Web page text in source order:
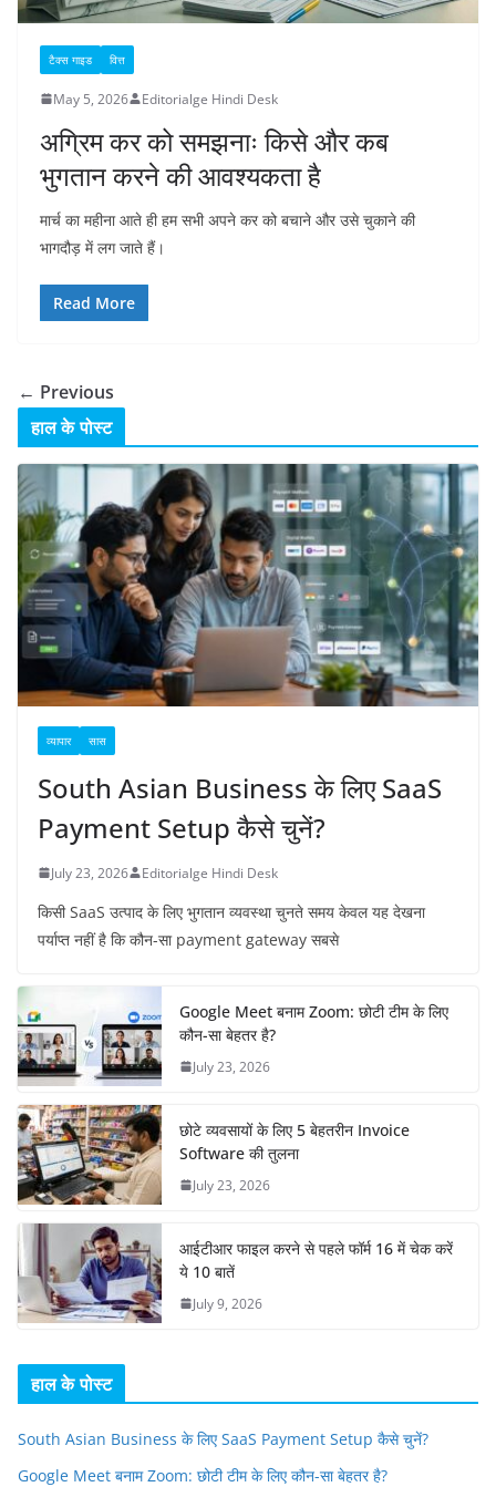
टैक्स गाइड वित्त
May 5, 2026 Editorialge Hindi Desk
अग्रिम कर को समझनाः किसे और कब
भुगतान करने की आवश्यकता है
मार्च का महीना आते ही हम सभी अपने कर को बचाने और उसे चुकाने की
भागदौड़ में लग जाते हैं।
Read More
← Previous
हाल के पोस्ट
व्यापार सास
South Asian Business के लिए SaaS
Payment Setup कैसे चुनें?
July 23, 2026 Editorialge Hindi Desk
किसी SaaS उत्पाद के लिए भुगतान व्यवस्था चुनते समय केवल यह देखना
पर्याप्त नहीं है कि कौन-सा payment gateway सबसे
Google Meet बनाम Zoom: छोटी टीम के लिए
कौन-सा बेहतर है?
July 23, 2026
छोटे व्यवसायों के लिए 5 बेहतरीन Invoice
Software की तुलना
July 23, 2026
आईटीआर फाइल करने से पहले फॉर्म 16 में चेक करें
ये 10 बातें
July 9, 2026
हाल के पोस्ट
South Asian Business के लिए SaaS Payment Setup कैसे चुनें?
Google Meet बनाम Zoom: छोटी टीम के लिए कौन-सा बेहतर है?